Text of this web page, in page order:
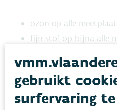
ozon op alle
fijn stof op bijna alle
meetplaatsen.
Bijlagen bij Luchtkwaliteit
gebruikt
surfervaring